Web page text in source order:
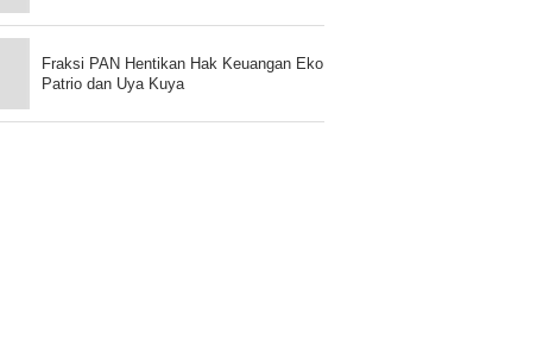
Fraksi PAN Hentikan Hak Keuangan Eko
Patrio dan Uya Kuya